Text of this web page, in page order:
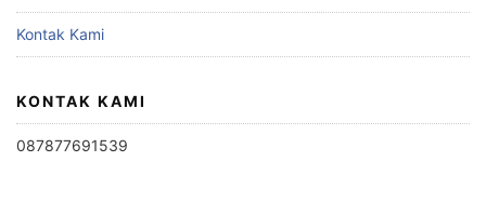
Kontak Kami
KONTAK KAMI
087877691539